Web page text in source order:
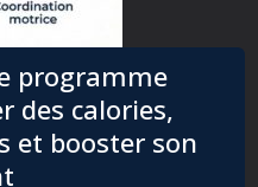
programme
des calories,
et booster son